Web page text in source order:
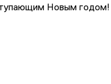
Новым годом!